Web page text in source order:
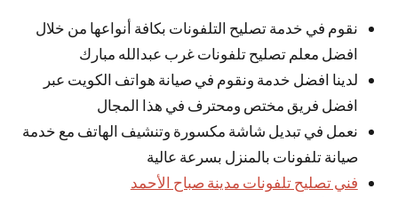
نقوم في خدمة تصليح التلفونات بكافة أنواعها من خلال
افضل معلم تصليح تلفونات غرب عبدالله مبارك
لدينا افضل خدمة ونقوم في صيانة هواتف الكويت عبر
افضل فريق مختص ومحترف في هذا المجال
نعمل في تبديل شاشة مكسورة وتنشيف الهاتف مع خدمة
صيانة تلفونات بالمنزل بسرعة عالية
فني تصليح تلفونات مدينة صباح الأحمد